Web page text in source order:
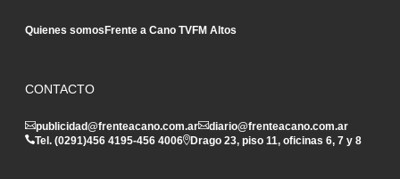
Quienes somosFrente a Cano TVFM Altos
CONTACTO
publicidad@frenteacano.com.ar
diario@frenteacano.com.ar
Tel. (0291)456 4195-456 4006 Drago 23, piso 11, oficinas 6, 7 y 8